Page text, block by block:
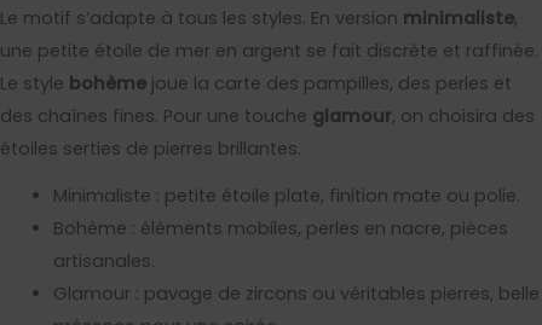
Le motif s’adapte à tous les styles. En version minimaliste,
une petite étoile de mer en argent se fait discrète et raffinée.
Le style bohème joue la carte des pampilles, des perles et
des chaînes fines. Pour une touche glamour, on choisira des
étoiles serties de pierres brillantes.
Minimaliste : petite étoile plate, finition mate ou polie.
Bohème : éléments mobiles, perles en nacre, pièces
artisanales.
Glamour : pavage de zircons ou véritables pierres, belle